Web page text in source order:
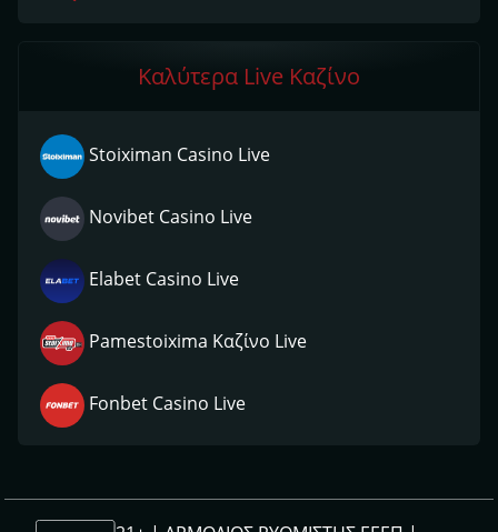
Καλύτερα Live Καζίνο
Stoiximan Casino Live
Novibet Casino Live
Elabet Casino Live
Pamestoixima Καζίνο Live
Fonbet Casino Live